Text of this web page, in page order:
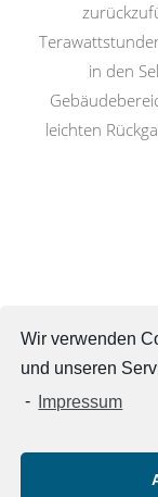
Wir verwenden
und unseren
-
Impressum
in den
leichten